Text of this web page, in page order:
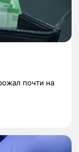
почти на